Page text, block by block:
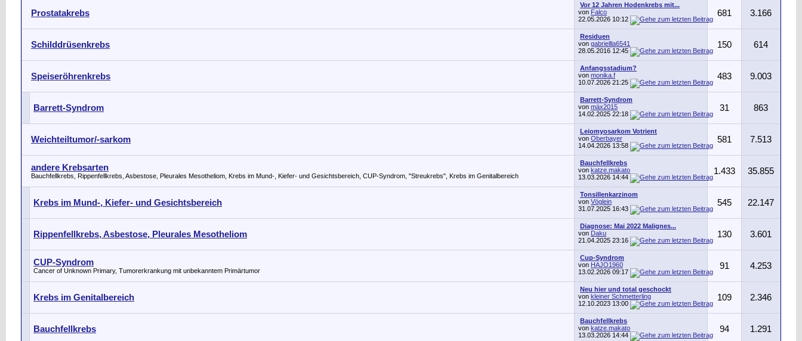
Prostatakrebs
Vor 12 Jahren Hodenkrebs mit...
von Falco
22.05.2026 10:12
681 3.166
Schilddrüsenkrebs
Residuen
von gabriellla6541
28.05.2016 12:45
150 614
Speiseröhrenkrebs
Anfangsstadium?
von monika.f
10.07.2026 21:25
483 9.003
Barrett-Syndrom
Barrett-Syndrom
von mäx2015
14.02.2025 22:18
31 863
Weichteiltumor/-sarkom
Leiomyosarkom Votrient
von Oberbayer
14.04.2026 13:58
581 7.513
andere Krebsarten
Bauchfellkrebs, Rippenfellkrebs, Asbestose, Pleurales Mesotheliom, Krebs im Mund-, Kiefer- und Gesichtsbereich, CUP-Syndrom, "Streukrebs", Krebs im Genitalbereich
Bauchfellkrebs
von katze.makato
13.03.2026 14:44
1.433 35.855
Krebs im Mund-, Kiefer- und Gesichtsbereich
Tonsillenkarzinom
von Vöglein
31.07.2025 16:43
545 22.147
Rippenfellkrebs, Asbestose, Pleurales Mesotheliom
Diagnose: Mai 2022 Malignes...
von Daku
21.04.2025 23:16
130 3.601
CUP-Syndrom
Cancer of Unknown Primary, Tumorerkrankung mit unbekanntem Primärtumor
Cup-Syndrom
von HAJO1960
13.02.2026 09:17
91 4.253
Krebs im Genitalbereich
Neu hier und total geschockt
von kleiner Schmetterling
12.10.2023 13:00
109 2.346
Bauchfellkrebs
Bauchfellkrebs
von katze.makato
13.03.2026 14:44
94 1.291